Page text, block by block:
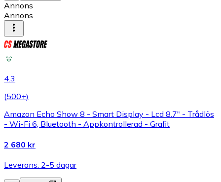
Annons
Annons
4.3
(500+)
Amazon Echo Show 8 - Smart Display - Lcd 8.7" - Trådlös
- Wi-Fi 6, Bluetooth - Appkontrollerad - Grafit
2 680 kr
Leverans: 2-5 dagar